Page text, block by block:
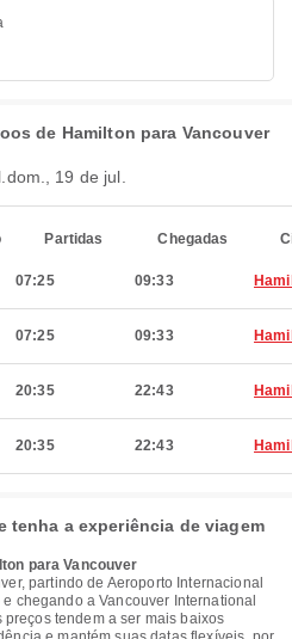
de Hamilton para Vancouver
dom., 19 de jul.
Partidas Chegadas
07:25 09:33
07:25 09:33
20:35 22:43
20:35 22:43
tenha a experiência de viagem
para Vancouver
partindo de Aeroporto Internacional
chegando a Vancouver International
tendem a ser mais baixos